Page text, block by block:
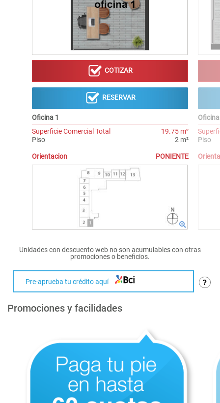
COTIZAR
RESERVAR
Oficina 1
Superficie Comercial Total
19.75 m²
Piso
2 m²
Orientacion PONIENTE
Piso
Unidades con descuento web no son acumulables con otras
promociones o beneficios.
Pre-aprueba tu crédito aquí ?
Promociones y facilidades